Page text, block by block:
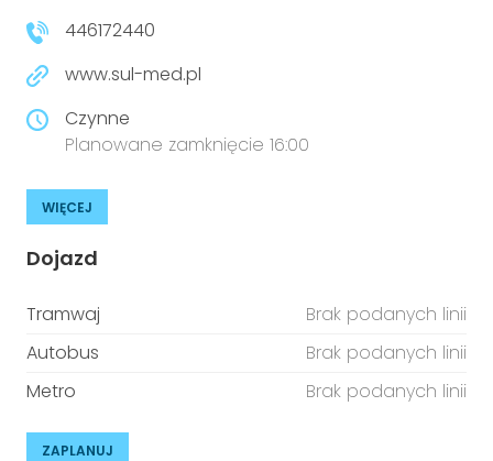
446172440
www.sul-med.pl
Czynne
Planowane zamknięcie 16:00
WIĘCEJ
Dojazd
Tramwaj
Brak podanych linii
Autobus
Brak podanych linii
Metro
Brak podanych linii
ZAPLANUJ